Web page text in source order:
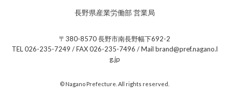
長野県産業労働部 営業局
〒380-8570 長野市南長野幅下692-2
TEL 026-235-7249 / FAX 026-235-7496 / Mail brand@pref.nagano.l
g.jp
© Nagano Prefecture. All rights reserved.